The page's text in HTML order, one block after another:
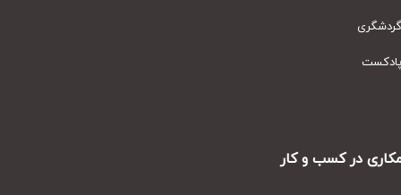
در کسب و کار